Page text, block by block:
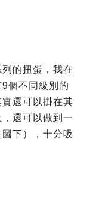
的扭蛋，我在
個不同級別的
實還可以掛在其
還可以做到一
下），十分吸